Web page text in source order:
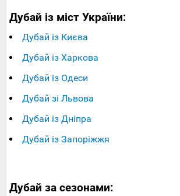
Дубай із міст України:
Дубай із Києва
Дубай із Харкова
Дубай із Одеси
Дубай зі Львова
Дубай із Дніпра
Дубай із Запоріжжя
Дубай за сезонами: